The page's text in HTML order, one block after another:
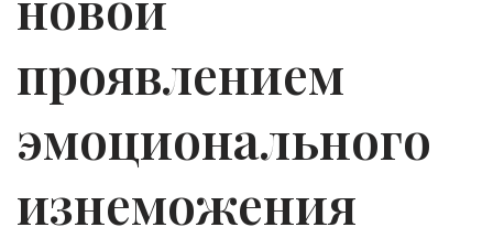
проявлением
эмоционального
изнеможения